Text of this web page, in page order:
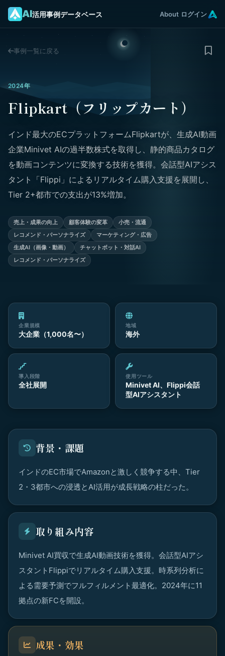
AI活用事例データベース About ログイン
事例一覧に戻る
2024年
Flipkart（フリップカート）
インド最大のECプラットフォームFlipkartが、生成AI動画
企業Minivet AIの過半数株式を取得し、静的商品カタログ
を動画コンテンツに変換する技術を獲得。会話型AIアシス
タント「Flippi」によるリアルタイム購入支援を展開し、
Tier 2+都市での支出が13%増加。
売上・成果の向上 顧客体験の変革
小売・流通
レコメンド・パーソナライズ
マーケティング・広告
生成AI（画像・動画）
チャットボット・対話AI
レコメンド・パーソナライズ
企業規模
大企業（1,000名〜）
地域
海外
導入段階
全社展開
使用ツール
Minivet AI、Flippi会話
型AIアシスタント
背景・課題
インドのEC市場でAmazonと激しく競争する中、Tier
2・3都市への浸透とAI活用が成長戦略の柱だった。
取り組み内容
Minivet AI買収で生成AI動画技術を獲得。会話型AIアシ
スタントFlippiでリアルタイム購入支援。時系列分析に
よる需要予測でフルフィルメント最適化。2024年に11
拠点の新FCを開設。
成果・効果